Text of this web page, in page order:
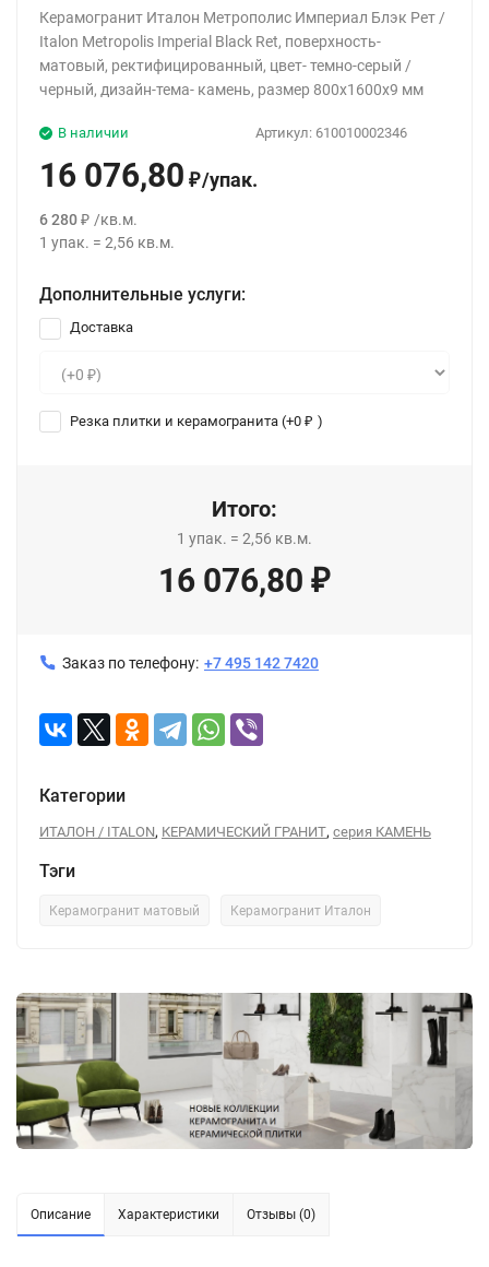
Керамогранит Италон Метрополис Империал Блэк Рет /
Italon Metropolis Imperial Black Ret, поверхность-
матовый, ректифицированный, цвет- темно-серый /
черный, дизайн-тема- камень, размер 800x1600x9 мм
Артикул: 610010002346
В наличии
16 076,80 ₽/упак.
6 280 ₽ /кв.м.
1 упак. = 2,56 кв.м.
Дополнительные услуги:
Доставка
Резка плитки и керамогранита (+0 ₽ )
Итого:
1 упак. = 2,56 кв.м.
16 076,80 ₽
Заказ по телефону: +7 495 142 7420
Категории
ИТАЛОН / ITALON, КЕРАМИЧЕСКИЙ ГРАНИТ, серия КАМЕНЬ
Тэги
Керамогранит матовый Керамогранит Италон
Описание Характеристики Отзывы (0)